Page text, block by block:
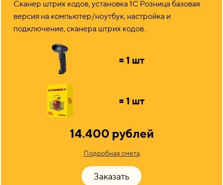
Сканер штрих кодов, установка 1С Розница базовая
версия на компьютер/ноутбук, настройка и
подключение, сканера штрих кодов.
= 1 шт
= 1 шт
14.400 рублей
Подробная смета
Заказать